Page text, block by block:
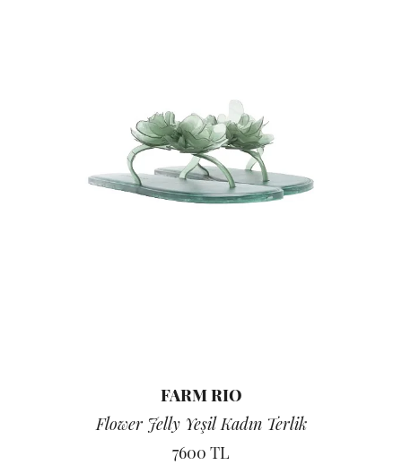
FARM RIO
Flower Jelly Yeşil Kadın Terlik
7600 TL